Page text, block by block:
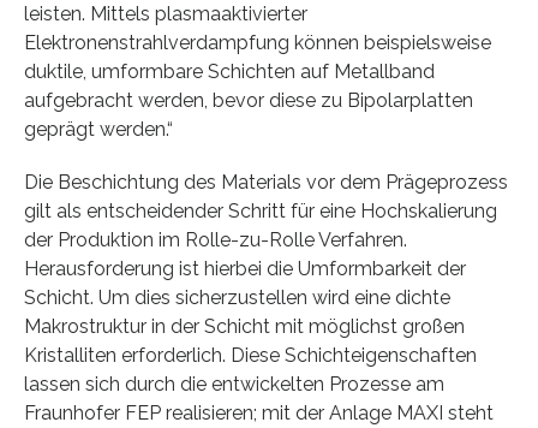
leisten. Mittels plasmaaktivierter
Elektronenstrahlverdampfung können beispielsweise
duktile, umformbare Schichten auf Metallband
aufgebracht werden, bevor diese zu Bipolarplatten
geprägt werden.“
Die Beschichtung des Materials vor dem Prägeprozess
gilt als entscheidender Schritt für eine Hochskalierung
der Produktion im Rolle-zu-Rolle Verfahren.
Herausforderung ist hierbei die Umformbarkeit der
Schicht. Um dies sicherzustellen wird eine dichte
Makrostruktur in der Schicht mit möglichst großen
Kristalliten erforderlich. Diese Schichteigenschaften
lassen sich durch die entwickelten Prozesse am
Fraunhofer FEP realisieren; mit der Anlage MAXI steht